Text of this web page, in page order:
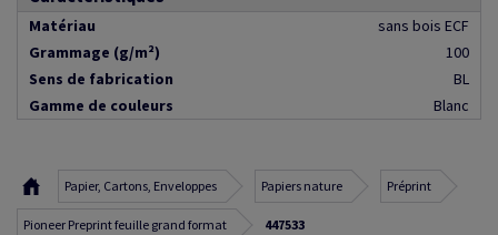
Matériau
sans bois ECF
Grammage (g/m²)
100
Sens de fabrication
BL
Gamme de couleurs
Blanc
Papier, Cartons, Enveloppes Papiers nature Préprint
Pioneer Preprint feuille grand format 447533